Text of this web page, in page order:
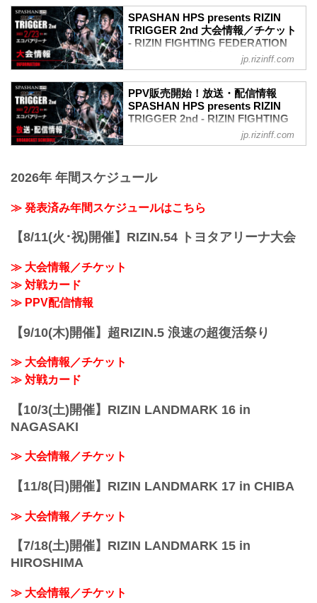
SPASHAN HPS presents RIZIN
TRIGGER 2nd 大会情報／チケット
- RIZIN FIGHTING FEDERATION
【Trailer】SPASHAN HPS presents
RIZIN TRIGGER 2nd
youtu.be
日時
14:00開始
RIZIN FFオフィシャルサイトにてご案内
jp.rizinff.com
PPV販売開始！放送・配信情報
SPASHAN HPS presents RIZIN
TRIGGER 2nd - RIZIN FIGHTING
FEDERATION オフィシャルサイト
RIZIN TRIGGER 2ndの放送・配信情報を
会場に行けない方は、Exciting RIZIN、
RIZIN LIVEまたはスカパー！で、2022年
開幕戦となるRIZIN TRIGGER 2ndを全試
合リアルタイムで視聴しよう！
YouTube スカ...
jp.rizinff.com
2026年 年間スケジュール
≫ 発表済み年間スケジュールはこちら
【8/11(火･祝)開催】RIZIN.54 トヨタアリーナ大会
≫ 大会情報／チケット
≫ 対戦カード
≫ PPV配信情報
【9/10(木)開催】超RIZIN.5 浪速の超復活祭り
≫ 大会情報／チケット
≫ 対戦カード
【10/3(土)開催】RIZIN LANDMARK 16 in
NAGASAKI
≫ 大会情報／チケット
【11/8(日)開催】RIZIN LANDMARK 17 in CHIBA
≫ 大会情報／チケット
【7/18(土)開催】RIZIN LANDMARK 15 in
HIROSHIMA
≫ 大会情報／チケット